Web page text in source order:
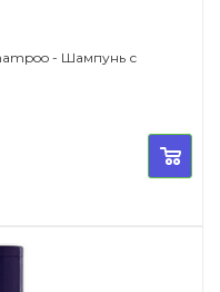
- Шампунь с